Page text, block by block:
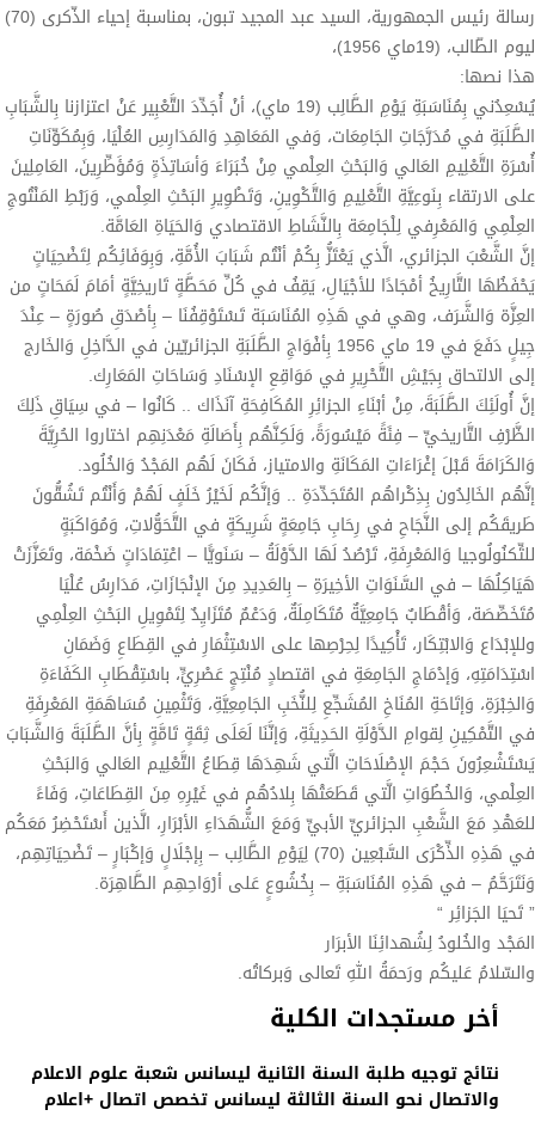
أخر مستجدات الكلية
نتائج توجيه طلبة السنة الثانية ليسانس شعبة علوم الاعلام
والاتصال نحو السنة الثالثة ليسانس تخصص اتصال +اعلام
رسالة رئيس الجمهورية، السيد عبد المجيد تبون، بمناسبة إحياء الذّكرى (70)
ليوم الطّالب، (19ماي 1956)،
هذا نصها:
يُسْعِدُني بِمُنَاسَبَةِ يَوْمِ الطَّالِب (19 ماي)، أنْ أُجَدِّدَ التَّعْبِير عَنْ اعتزازنا بِالشَّبَابِ
الطَّلَبَةِ في مُدَرَّجَاتِ الجَامِعَات، وَفي المَعَاهِدِ وَالمَدَارِسِ العُلْيَا، وَبِمُكَوِّنَاتِ
أُسْرَةِ التَّعْلِيمِ العَالي وَالبَحْثِ العِلْمي مِنْ خُبَرَاءَ وَأسَاتِذَةٍ وَمُؤَطِّرِينَ، العَامِلِينَ
على الارتقاء بِنَوعِيَّةِ التَّعْلِيمِ وَالتَّكْوِينِ، وَتَطْوِيرِ البَحْثِ العِلْمي، وَرَبْطِ المَنْتُوجِ
العِلْمِي وَالمَعْرِفي لِلْجَامِعَة بِالنَّشَاطِ الاقتصادي وَالحَيَاةِ العَامَّة.
إنَّ الشَّعْبَ الجزائري، الَّذي يَعْتَزُّ بِكُمْ أنْتُم شَبَابَ الأُمَّةِ، وَبِوَفَائِكُم لِتَضْحِيَاتٍ
يَحْفَظُهَا التَّارِيخُ أمْجَادًا للأجْيَالِ، يَقِفُ في كُلِّ مَحَطَّةٍ تَاريخِيَّةٍ أمَامَ لَمَحَاتٍ من
العِزَّة وَالشَّرَف، وهي في هَذِهِ المُنَاسَبَة تَسْتَوْقِفُنَا – بِأصْدَقِ صُورَةٍ – عِنْدَ
جِيلٍ دَفَعَ في 19 ماي 1956 بِأفْوَاجِ الطَّلَبَةِ الجزائريّين في الدَّاخِلِ وَالخَارج
إلى الالتحاق بِجَيْشِ التَّحْرِيرِ في مَوَاقِعِ الإسْنَادِ وَسَاحَاتِ المَعَارِك.
إنَّ أُولَئِكَ الطَّلَبَةَ، مِنْ أبْنَاءِ الجزائِرِ المُكَافِحَةِ آنَذَاك .. كَانُوا – في سِيَاقِ ذَلِكَ
الظَّرْفِ التَّاريخيِّ – فِئَةً مَيْسُورَةً، وَلَكِنَّهُم بِأَصَالَةِ مَعْدَنِهِم اختاروا الحُرِيَّةَ
وَالكَرَامَةَ قَبْلَ إغْرَاءَاتِ المَكَانَةِ والامتياز، فَكَانَ لَهُم المَجْدُ وَالخُلُود.
إنَّهُم الخَالِدُون بِذِكْراهُم المُتَجَدِّدَةِ .. وَإنَّكُم لَخَيْرُ خَلَفٍ لَهُمْ وَأَنْتُم تَشُقُّونَ
طَريقَكُم إلى النَّجَاحِ في رِحَابِ جَامِعَةٍ شَرِيكَةٍ في التَّحَوُّلاتِ، وَمُوَاكَبَةٍ
للتِّكنُولُوجيا وَالمَعْرِفَةِ، تَرْصُدُ لَهَا الدَّوْلَةُ – سَنَويًّا – اعْتِمَادَاتٍ ضَخْمَة، وتَعَزَّزَتْ
هَيَاكِلُهَا – في السَّنَوَاتِ الأخِيرَةِ – بِالعَدِيدِ مِنَ الإنْجَازَاتِ، مَدَارِسُ عُلْيَا
مُتَخَصِّصَة، وَأقْطَابٌ جَامِعِيَّةٌ مُتَكَامِلَةٌ، وَدَعْمٌ مُتَزَايِدٌ لِتَمْوِيلِ البَحْثِ العِلْمِي
وللإبْدَاع وَالابْتِكَار، تَأْكِيدًا لِحِرْصِها على الاسْتِثْمَارِ في القِطَاعِ وَضَمَانِ
اسْتِدَامَتِهِ، وَإدْمَاجِ الجَامِعَةِ في اقتصادٍ مُنْتِجٍ عَصْرِيٍّ، باسْتِقْطَابِ الكَفَاءَةِ
وَالخِبْرَةِ، وَإتَاحَةِ المُنَاخِ المُشَجِّعِ لِلنُّخَبِ الجَامِعِيَّةِ، وَتَثْمِينِ مُسَاهَمَةِ المَعْرِفَةِ
في التَّمْكِينِ لِقوامِ الدَّوْلَةِ الحَدِيثَةِ، وَإنَّنَا لَعَلَى ثِقَةٍ تَامَّةٍ بِأنَّ الطَّلَبَةَ وَالشَّبَابَ
يَسْتَشْعِرُونَ حَجْمَ الإصْلَاحَاتِ الَّتي شَهِدَهَا قِطَاعُ التَّعْلِيم العَالي وَالبَحْثِ
العِلْمي، وَالخُطُوَاتِ الَّتي قَطَعَتْهَا بِلادُهُم في غَيْرِهِ مِنَ القِطَاعَاتِ، وَفَاءً
للعَهْدِ مَعَ الشَّعْبِ الجزائريِّ الأبيِّ وَمَعَ الشُّهَدَاءِ الأبْرَارِ، الَّذين أَسْتَحْضِرُ مَعَكُم
في هَذِهِ الذِّكْرَى السَّبْعِين (70) لِيَوْمِ الطَّالِب – بِإجْلَالٍ وَإكْبَارٍ – تَضْحِيَاتِهِم،
وَنَتَرَحَّمُ – في هَذِهِ المُنَاسَبَةِ – بِخُشُوعٍ عَلى أرْوَاحِهِم الطَّاهِرَة.
” تَحيَا الجَزائِر “
المَجْد والخُلودُ لِشُهدائِنَا الأبرَار
والسّلامُ عَليكُم ورَحمَةُ اللهِ تَعالى وَبركاتُه.